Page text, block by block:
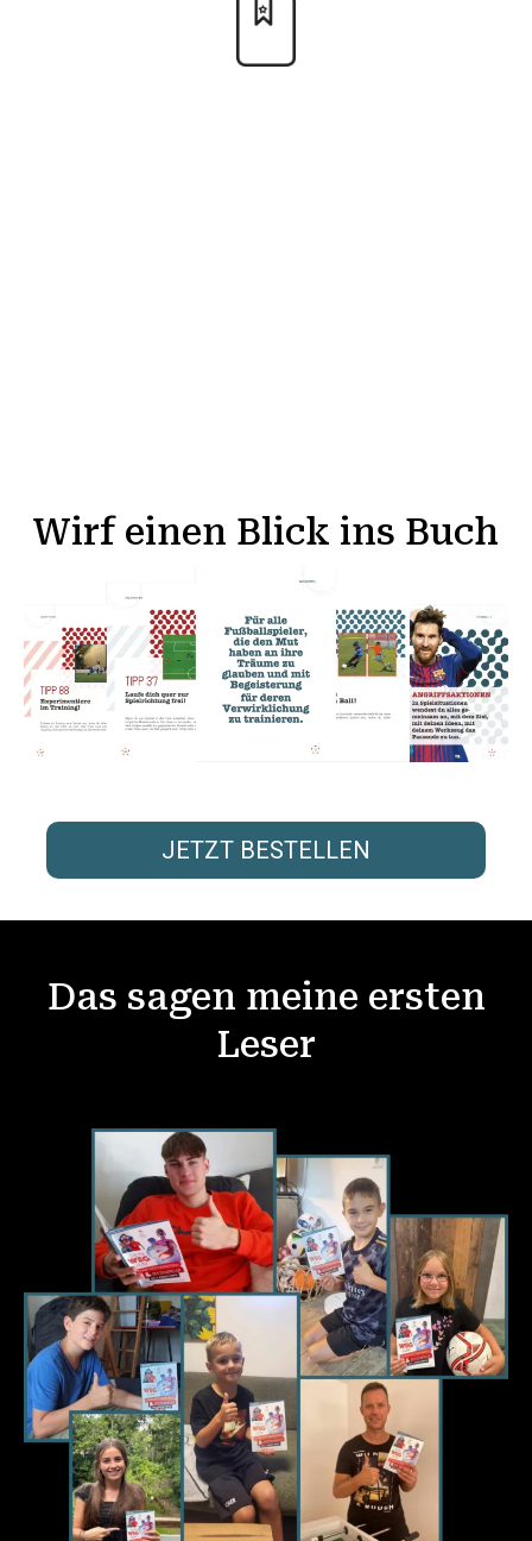
Wirf einen Blick ins Buch
JETZT BESTELLEN
Das sagen meine ersten
Leser